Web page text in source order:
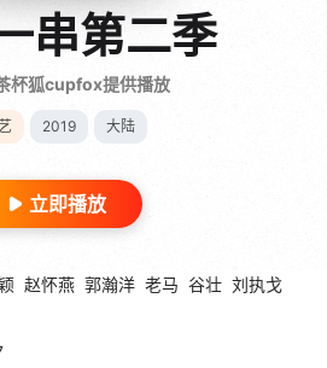
串第二季
杯狐cupfox提供播放
2019 大陆
立即播放
赵怀燕 郭瀚洋 老马 谷壮 刘执戈